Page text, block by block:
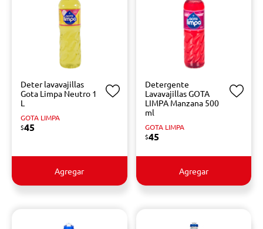
Deter lavavajillas
Gota Limpa Neutro 1
L
GOTA LIMPA
$45
Agregar
Detergente
Lavavajillas GOTA
LIMPA Manzana 500
ml
GOTA LIMPA
$45
Agregar